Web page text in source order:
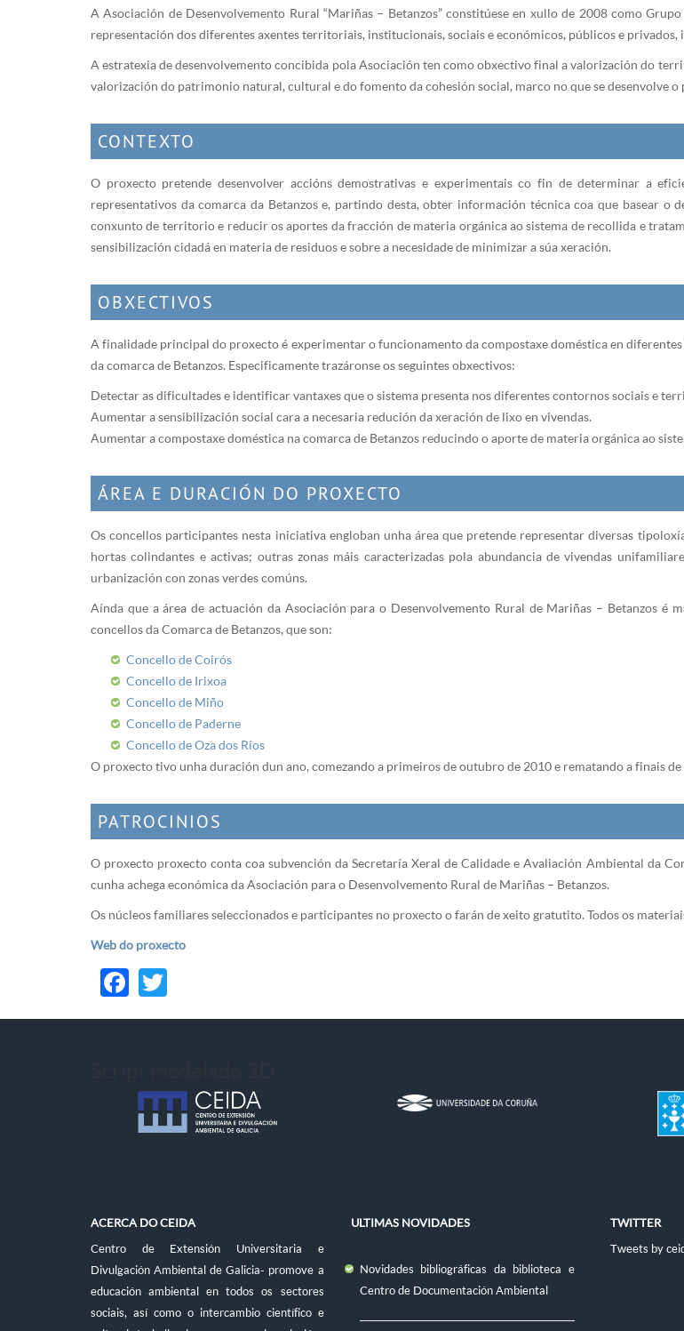
A Asociación de Desenvolvemento Rural “Mariñas – Betanzos” constitúese en xullo de 2008 como
representación dos diferentes axentes territoriais, institucionais, sociais e económicos, públicos e
A estratexia de desenvolvemento concibida pola Asociación ten como obxectivo final a valorización do
valorización do patrimonio natural, cultural e do fomento da cohesión social, marco no que se desenvolve o
CONTEXTO
O proxecto pretende desenvolver accións demostrativas e experimentais co fin de determinar a
representativos da comarca da Betanzos e, partindo desta, obter información técnica coa que basear o
conxunto de territorio e reducir os aportes da fracción de materia orgánica ao sistema de recollida e
sensibilización cidadá en materia de residuos e sobre a necesidade de minimizar a súa xeración.
OBXECTIVOS
A finalidade principal do proxecto é experimentar o funcionamento da compostaxe doméstica en
da comarca de Betanzos. Especificamente trazáronse os seguintes obxectivos:
Detectar as dificultades e identificar vantaxes que o sistema presenta nos diferentes contornos sociais e
Aumentar a sensibilización social cara a necesaria redución da xeración de lixo en vivendas.
Aumentar a compostaxe doméstica na comarca de Betanzos reducindo o aporte de materia orgánica ao
ÁREA E DURACIÓN DO PROXECTO
Os concellos participantes nesta iniciativa engloban unha área que pretende representar diversas
hortas colindantes e activas; outras zonas máis caracterizadas pola abundancia de vivendas
urbanización con zonas verdes comúns.
Aínda que a área de actuación da Asociación para o Desenvolvemento Rural de Mariñas – Betanzos é
concellos da Comarca de Betanzos, que son:
Concello de Coirós
Concello de Irixoa
Concello de Miño
Concello de Paderne
Concello de Oza dos Ríos
O proxecto tivo unha duración dun ano, comezando a primeiros de outubro de 2010 e rematando a finais
PATROCINIOS
O proxecto proxecto conta coa subvención da Secretaría Xeral de Calidade e Avaliación Ambiental da
cunha achega económica da Asociación para o Desenvolvemento Rural de Mariñas – Betanzos.
Os núcleos familiares seleccionados e participantes no proxecto o farán de xeito gratutito. Todos os
Web do proxecto
Facebook
ACERCA DO CEIDA
Centro de Extensión Universitaria e
Divulgación Ambiental de Galicia- promove a
educación ambiental en todos os sectores
sociais, así como o intercambio científico e
ULTIMAS NOVIDADES
Novidades bibliográficas da biblioteca e
Centro de Documentación Ambiental
TWITTER
Tweets by